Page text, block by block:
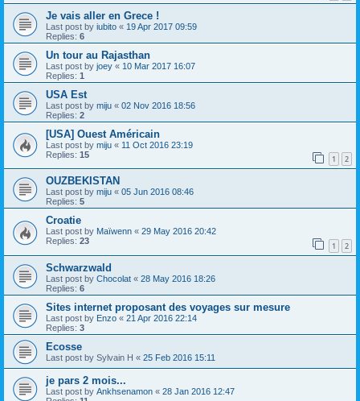
Je vais aller en Grece !
Last post by iubito « 19 Apr 2017 09:59
Replies: 6
Un tour au Rajasthan
Last post by joey « 10 Mar 2017 16:07
Replies: 1
USA Est
Last post by miju « 02 Nov 2016 18:56
Replies: 2
[USA] Ouest Américain
Last post by miju « 11 Oct 2016 23:19
Replies: 15 1 2
OUZBEKISTAN
Last post by miju « 05 Jun 2016 08:46
Replies: 5
Croatie
Last post by Maïwenn « 29 May 2016 20:42
Replies: 23 1 2
Schwarzwald
Last post by Chocolat « 28 May 2016 18:26
Replies: 6
Sites internet proposant des voyages sur mesure
Last post by Enzo « 21 Apr 2016 22:14
Replies: 3
Ecosse
Last post by Sylvain H « 25 Feb 2016 15:11
je pars 2 mois...
Last post by Ankhsenamon « 28 Jan 2016 12:47